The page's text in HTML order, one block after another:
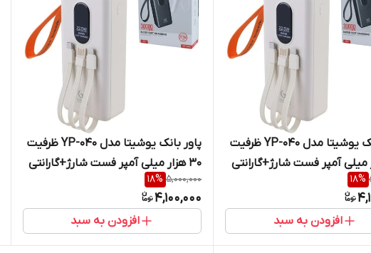
پاور بانک یوشیتا مدل YP-040 ظرفیت
میلی آمپر فست شارژ+گارانتی
سال
18%
افزودن به سبد
پاور بانک یوشیتا مدل YP-040 ظرفیت
۳۰ هزار میلی آمپر فست شارژ+گارانتی
شرکتی یک سال
5,000,000
18%
4,100,000
افزودن به سبد